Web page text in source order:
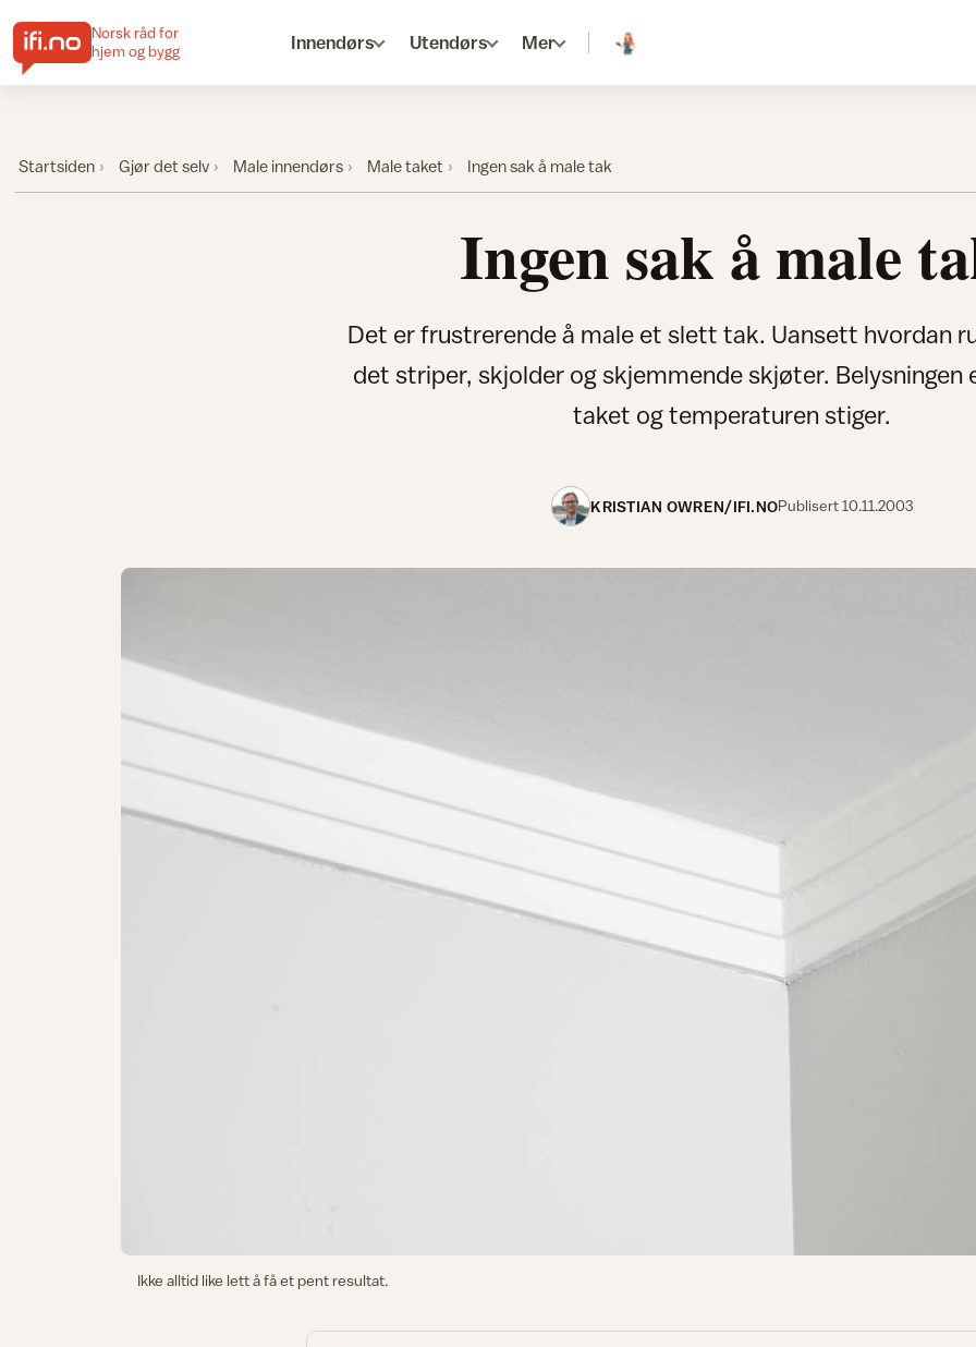
Norsk råd for
hjem og bygg
Innendørs Utendørs Mer
Startsiden Gjør det selv Male innendørs Male taket Ingen sak å male tak
Ingen sak å male
Det er frustrerende å male et slett tak. Uansett hvordan
det striper, skjolder og skjemmende skjøter.
taket og temperaturen stiger.
KRISTIAN OWREN/IFI.NOPublisert10.11.2003
Ikke alltid like lett å få et pent resultat.